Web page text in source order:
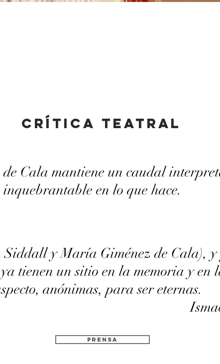
crítica teatral
de Cala mantiene un caudal
en lo que hace.
y María Giménez de Cala),
tienen un sitio en la memoria y
anónimas, para ser eternas.
PRENSA